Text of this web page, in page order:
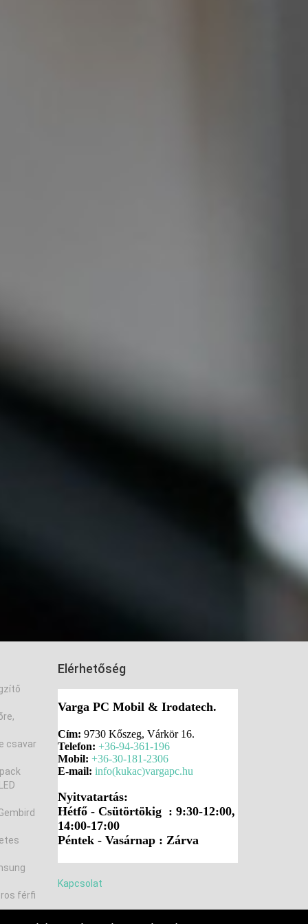
csavar
férfi
Elérhetőség
Varga PC Mobil & Irodatech.
Cím: 9730 Kőszeg, Várkör 16.
Telefon: +36-94-361-196
Mobil: +36-30-181-2306
E-mail: info(kukac)vargapc.hu
Nyitvatartás:
Hétfő - Csütörtökig : 9:30-12:00,
14:00-17:00
Péntek - Vasárnap : Zárva
Kapcsolat